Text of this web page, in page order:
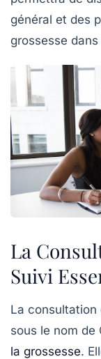
général et des
grossesse
La
Suivi
La consultation
sous le nom de
la grossesse.